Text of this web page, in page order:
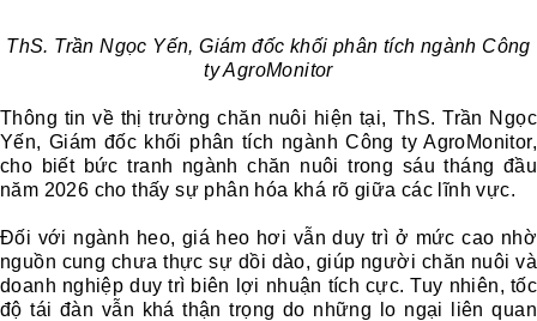
ThS. Trần Ngọc Yến, Giám đốc khối phân tích ngành Công
ty AgroMonitor
Thông tin về thị trường chăn nuôi hiện tại, ThS. Trần Ngọc
Yến, Giám đốc khối phân tích ngành Công ty AgroMonitor,
cho biết bức tranh ngành chăn nuôi trong sáu tháng đầu
năm 2026 cho thấy sự phân hóa khá rõ giữa các lĩnh vực.
Đối với ngành heo, giá heo hơi vẫn duy trì ở mức cao nhờ
nguồn cung chưa thực sự dồi dào, giúp người chăn nuôi và
doanh nghiệp duy trì biên lợi nhuận tích cực. Tuy nhiên, tốc
độ tái đàn vẫn khá thận trọng do những lo ngại liên quan